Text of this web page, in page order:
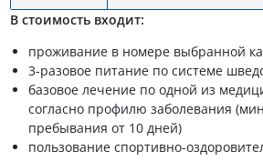
В стоимость входит:
проживание в номере выбранной
3-разовое питание по системе
базовое лечение по одной из
согласно профилю заболевания
пребывания от 10 дней)
пользование спортивно-